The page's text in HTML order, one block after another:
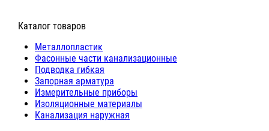
⠀Каталог товаров
Металлопластик
Фасонные части канализационные
Подводка гибкая
Запорная арматура
Измерительные приборы
Изоляционные материалы
Канализация наружная